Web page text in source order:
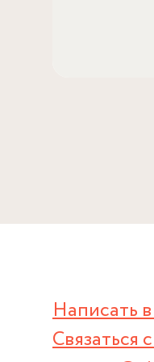
Написать
Связаться